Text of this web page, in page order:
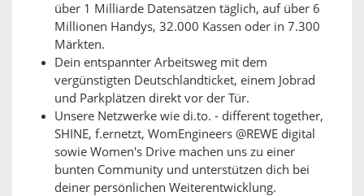
über 1 Milliarde Datensätzen täglich, auf über 6
Millionen Handys, 32.000 Kassen oder in 7.300
Märkten.
Dein entspannter Arbeitsweg mit dem
vergünstigten Deutschlandticket, einem Jobrad
und Parkplätzen direkt vor der Tür.
Unsere Netzwerke wie di.to. - different together,
SHINE, f.ernetzt, WomEngineers @REWE digital
sowie Women's Drive machen uns zu einer
bunten Community und unterstützen dich bei
deiner persönlichen Weiterentwicklung.